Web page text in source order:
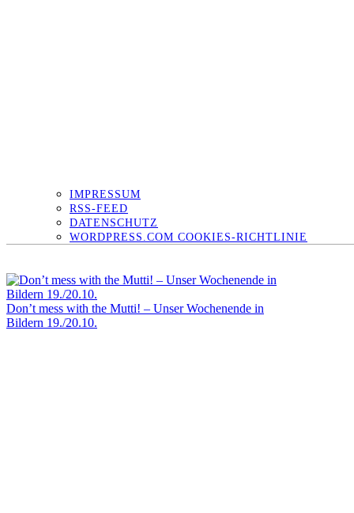
IMPRESSUM
RSS-FEED
DATENSCHUTZ
WORDPRESS.COM COOKIES-RICHTLINIE
Don’t mess with the Mutti! – Unser Wochenende in
Bildern 19./20.10.